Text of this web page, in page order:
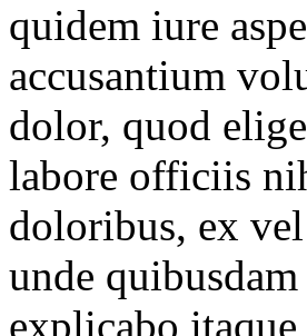
quidem iure
accusantium
dolor, quod
labore officiis
doloribus, ex vel
unde
explicabo